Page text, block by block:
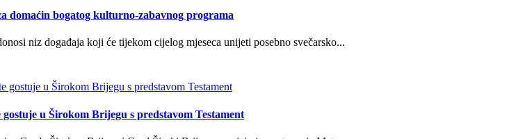
domaćin bogatog kulturno-zabavnog programa
niz događaja koji će tijekom cijelog mjeseca unijeti posebno svečarsko...
u Širokom Brijegu s predstavom Testament